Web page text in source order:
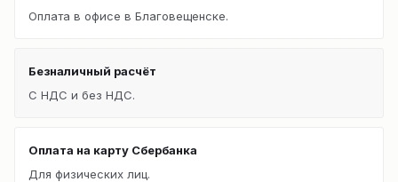
Оплата в офисе в Благовещенске.
Безналичный расчёт
С НДС и без НДС.
Оплата на карту Сбербанка
Для физических лиц.